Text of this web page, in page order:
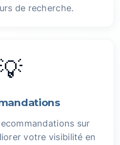
de recherche.
sur
votre visibilité en